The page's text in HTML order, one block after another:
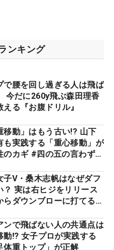
ンキング
で腰を回し過ぎる人は飛ば
だに260y飛ぶ森田理香
える『お腹ドリル』
移動」はもう古い!? 山下
も実践する「重心移動」が
のカギ #四の五の言わず振
子V・桑木志帆はなぜダフ
？ 実は右ヒジをリリース
らダウンブローに打てる #
ンで飛ばない人の共通点は
動!? 女子プロが実践する
体重トップ」が正解